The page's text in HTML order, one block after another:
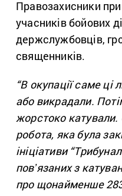
Правозахисники
учасників бойових
держслужбовців,
священників.
“В окупації саме
або викрадали.
жорстоко
робота, яка була
ініціативи
повʼязаних з
про щонайменше